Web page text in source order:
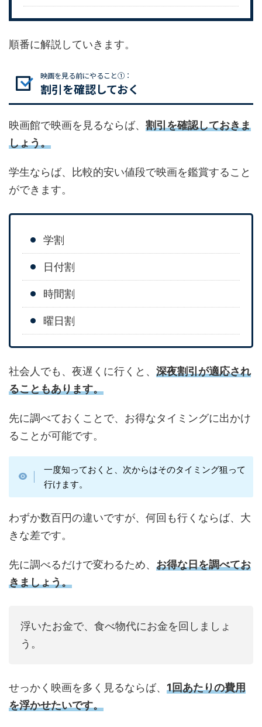
順番に解説していきます。
映画を見る前にやること①：
割引を確認しておく
映画館で映画を見るならば、 割引を確認しておきま
しょう。
学生ならば、比較的安い値段で映画を鑑賞すること
ができます。
学割
日付割
時間割
曜日割
社会人でも、夜遅くに行くと、 深夜割引が適応され
ることもあります。
先に調べておくことで、お得なタイミングに出かけ
ることが可能です。
一度知っておくと、次からはそのタイミング狙って
行けます。
わずか数百円の違いですが、何回も行くならば、大
きな差です。
先に調べるだけで変わるため、 お得な日を調べてお
きましょう。
浮いたお金で、食べ物代にお金を回しましょ
う。
せっかく映画を多く見るならば、 1回あたりの費用
を浮かせたいです。